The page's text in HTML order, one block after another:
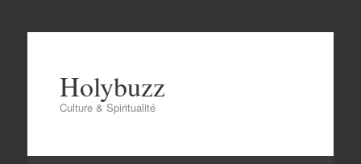
Holybuzz
Culture & Spiritualité